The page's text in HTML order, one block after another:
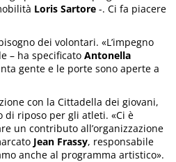
Loris Sartore -. Ci fa piacere
dei volontari. «L’impegno
– ha specificatoAntonella
gente e le porte sono aperte a
con la Cittadella dei giovani,
di riposo per gli atleti. «Ci è
un contributo all’organizzazione
Jean Frassy, responsabile
anche al programma artistico».